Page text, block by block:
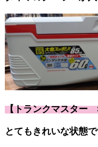
【トランクマスタ
とてもきれいな状態